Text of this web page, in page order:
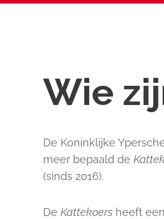
Wie
De Koninklijke
meer bepaald de
(sinds 2016).
De Kattekoers heeft